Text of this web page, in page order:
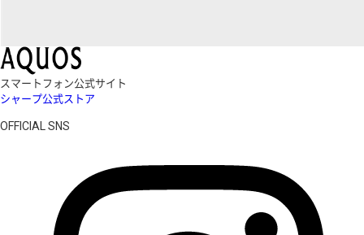
スマートフォン公式サイト
シャープ公式ストア
OFFICIAL SNS